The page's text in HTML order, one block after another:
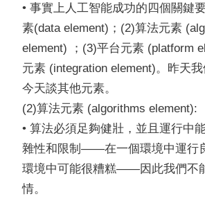
• 事實上人工智能成功的四個關鍵
素(data element)；(2)算法元素
element) ；(3)平台元素 (platform
元素 (integration element)。昨天我
今天談其他元素。
(2)算法元素 (algorithms element):
• 算法必須足夠健壯，並且運行中
雜性和限制——在一個環境中運行
環境中可能很糟糕——因此我們不
情。